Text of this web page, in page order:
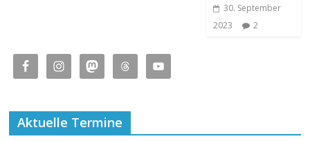
30. September
2023
2
Aktuelle Termine